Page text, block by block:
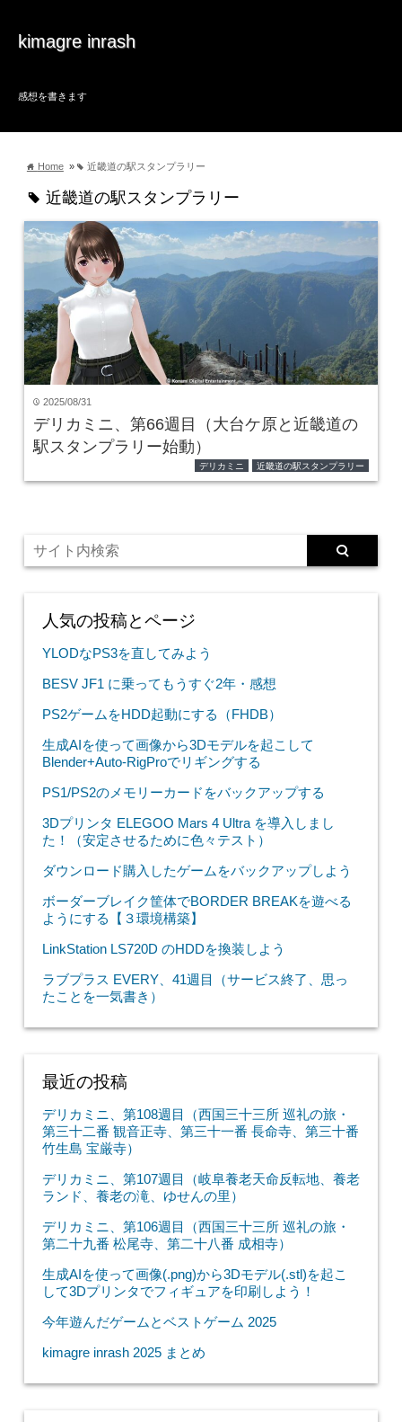
kimagre inrash
感想を書きます
home Home » tag 近畿道の駅スタンプラリー
tag 近畿道の駅スタンプラリー
time 2025/08/31
デリカミニ、第66週目（大台ケ原と近畿道の
駅スタンプラリー始動）
デリカミニ 近畿道の駅スタンプラリー
人気の投稿とページ
YLODなPS3を直してみよう
BESV JF1 に乗ってもうすぐ2年・感想
PS2ゲームをHDD起動にする（FHDB）
生成AIを使って画像から3Dモデルを起こして
Blender+Auto-RigProでリギングする
PS1/PS2のメモリーカードをバックアップする
3Dプリンタ ELEGOO Mars 4 Ultra を導入しまし
た！（安定させるために色々テスト）
ダウンロード購入したゲームをバックアップしよう
ボーダーブレイク筐体でBORDER BREAKを遊べる
ようにする【３環境構築】
LinkStation LS720D のHDDを換装しよう
ラブプラス EVERY、41週目（サービス終了、思っ
たことを一気書き）
最近の投稿
デリカミニ、第108週目（西国三十三所 巡礼の旅・
第三十二番 観音正寺、第三十一番 長命寺、第三十番
竹生島 宝厳寺）
デリカミニ、第107週目（岐阜養老天命反転地、養老
ランド、養老の滝、ゆせんの里）
デリカミニ、第106週目（西国三十三所 巡礼の旅・
第二十九番 松尾寺、第二十八番 成相寺）
生成AIを使って画像(.png)から3Dモデル(.stl)を起こ
して3Dプリンタでフィギュアを印刷しよう！
今年遊んだゲームとベストゲーム 2025
kimagre inrash 2025 まとめ